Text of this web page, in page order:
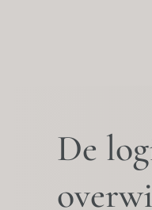
De